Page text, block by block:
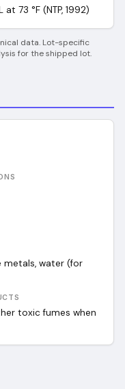
73 °F (NTP, 1992)
data. Lot-specific
for the shipped lot.
metals, water (for
toxic fumes when